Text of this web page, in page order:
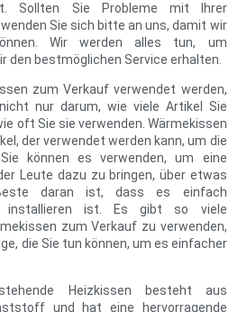
Sollten Sie Probleme mit Ihrer
Sie sich bitte an uns, damit wir
Wir werden alles tun, um
den bestmöglichen Service erhalten.
zum Verkauf verwendet werden,
nur darum, wie viele Artikel Sie
oft Sie sie verwenden. Wärmekissen
der verwendet werden kann, um die
können es verwenden, um eine
Leute dazu zu bringen, über etwas
daran ist, dass es einfach
installieren ist. Es gibt so viele
zum Verkauf zu verwenden,
die Sie tun können, um es einfacher
Heizkissen besteht aus
und hat eine hervorragende